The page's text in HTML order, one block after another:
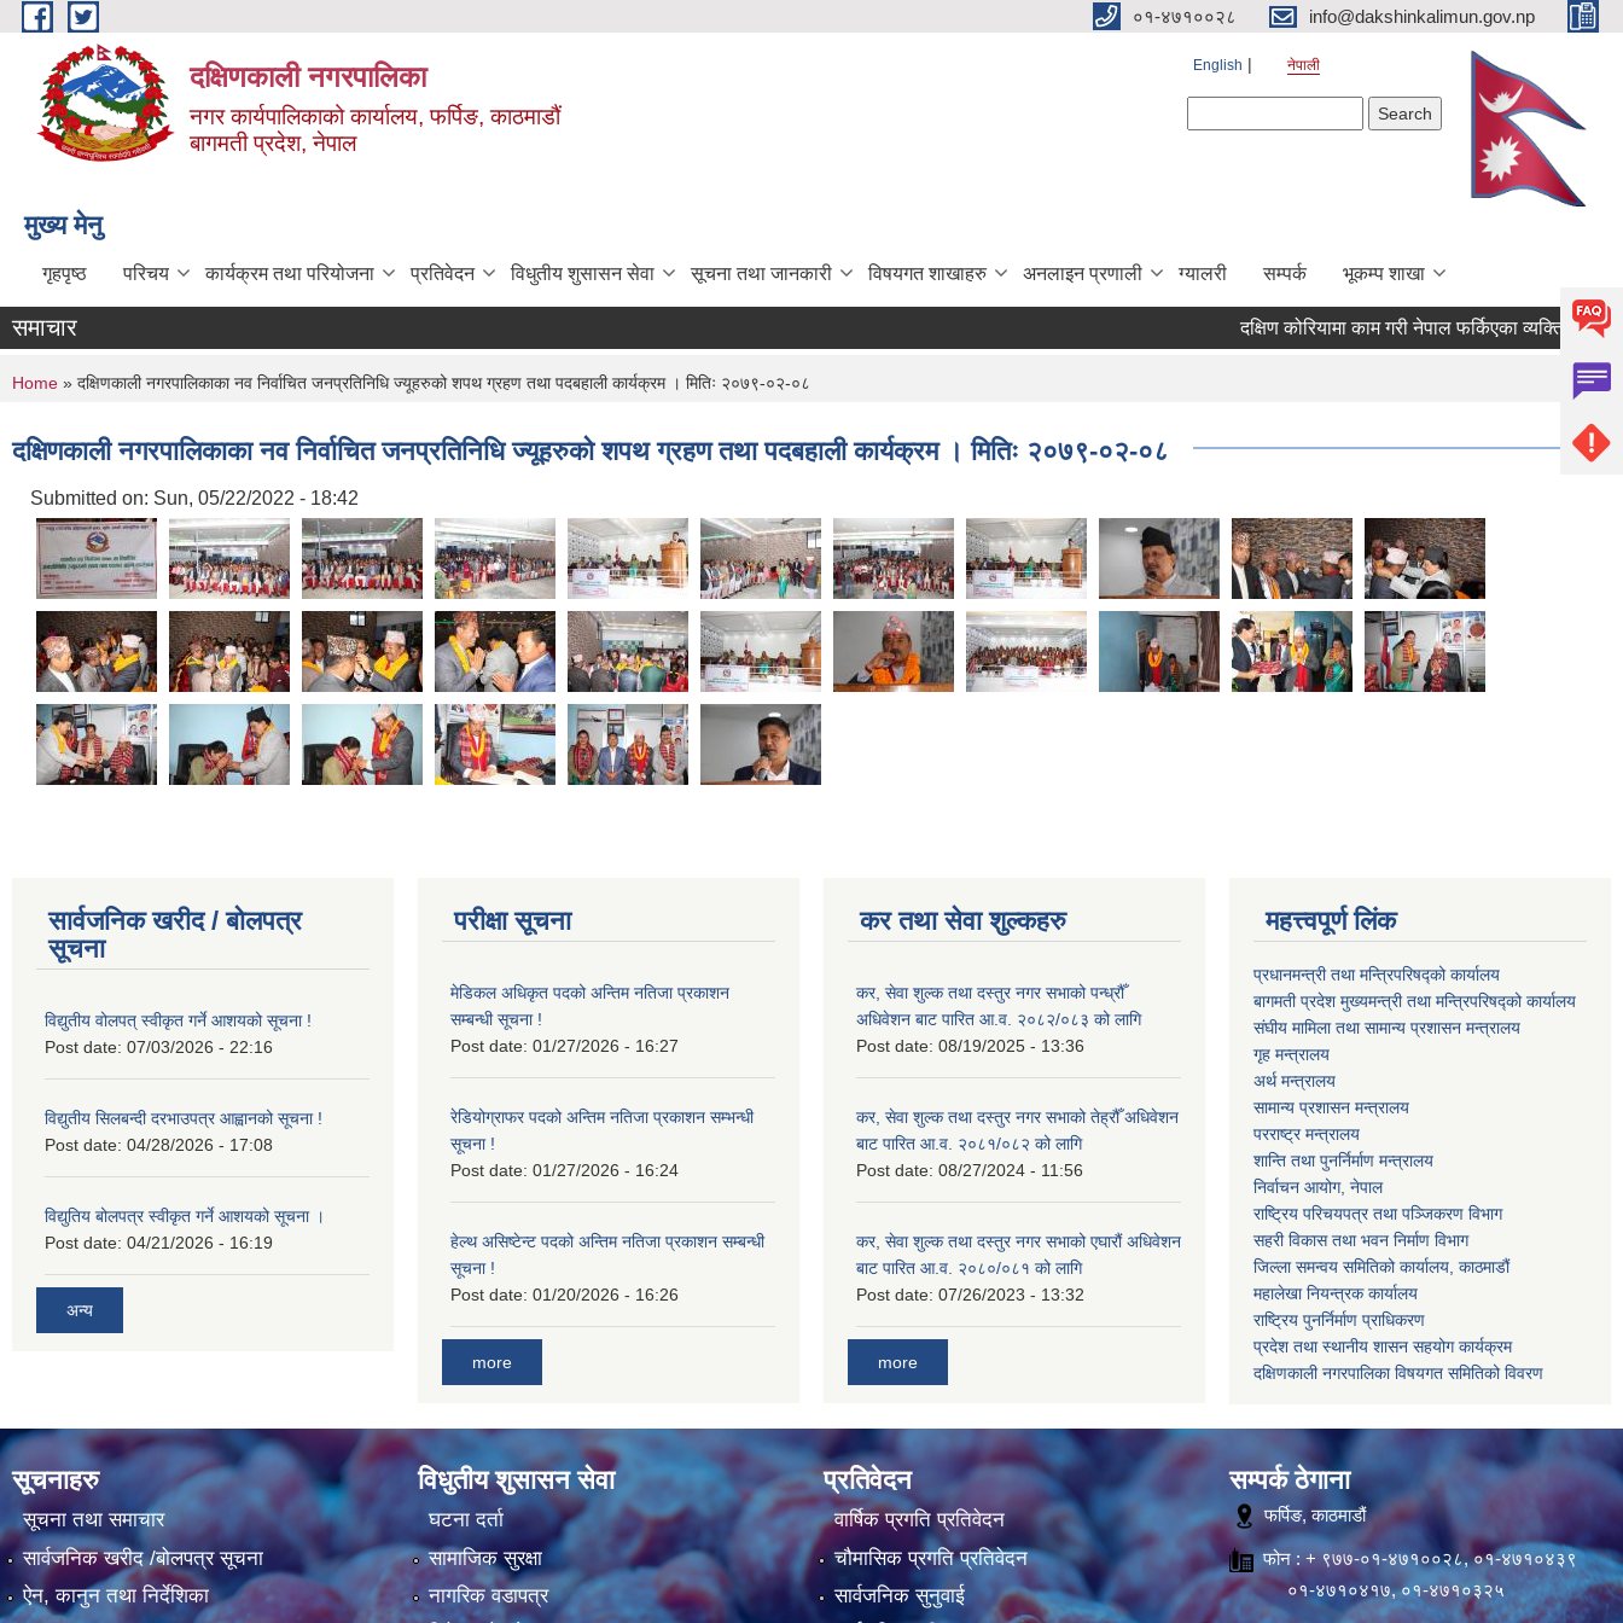
Skip to main content ०१-४७१००२८ info@dakshinkalimun.gov.np
दक्षिणकाली नगरपालिका
नगर कार्यपालिकाको कार्यालय, फर्पिङ, काठमाडौं
बागमती प्रदेश, नेपाल
English नेपाली
मुख्य मेनु
गृहपृष्ठ परिचय कार्यक्रम तथा परियोजना प्रतिवेदन विधुतीय शुसासन सेवा सूचना तथा जानकारी विषयगत शाखाहरु अनलाइन प्रणाली ग्यालरी सम्पर्क भूकम्प शाखा
समाचार दक्षिण कोरियामा काम गरी नेपाल फर्किएका व्यक्तिहरुको
You are here
Home » दक्षिणकाली नगरपालिकाका नव निर्वाचित जनप्रतिनिधि ज्यूहरुको शपथ ग्रहण तथा पदबहाली कार्यक्रम । मितिः २०७९-०२-०८
दक्षिणकाली नगरपालिकाका नव निर्वाचित जनप्रतिनिधि ज्यूहरुको शपथ ग्रहण तथा पदबहाली कार्यक्रम । मितिः २०७९-०२-०८
Submitted on: Sun, 05/22/2022 - 18:42
सार्वजनिक खरीद / बोलपत्र
सूचना
विद्युतीय वोलपत् स्वीकृत गर्ने आशयको सूचना !
Post date: 07/03/2026 - 22:16
विद्युतीय सिलबन्दी दरभाउपत्र आह्वानको सूचना !
Post date: 04/28/2026 - 17:08
विद्युतिय बोलपत्र स्वीकृत गर्ने आशयको सूचना ।
Post date: 04/21/2026 - 16:19
अन्य
परीक्षा सूचना
मेडिकल अधिकृत पदको अन्तिम नतिजा प्रकाशन
सम्बन्धी सूचना !
Post date: 01/27/2026 - 16:27
रेडियोग्राफर पदको अन्तिम नतिजा प्रकाशन सम्भन्धी
सूचना !
Post date: 01/27/2026 - 16:24
हेल्थ असिष्टेन्ट पदको अन्तिम नतिजा प्रकाशन सम्बन्धी
सूचना !
Post date: 01/20/2026 - 16:26
more
कर तथा सेवा शुल्कहरु
कर, सेवा शुल्क तथा दस्तुर नगर सभाको पन्ध्रौँ
अधिवेशन बाट पारित आ.व. २०८२/०८३ को लागि
Post date: 08/19/2025 - 13:36
कर, सेवा शुल्क तथा दस्तुर नगर सभाको तेह्रौँ अधिवेशन
बाट पारित आ.व. २०८१/०८२ को लागि
Post date: 08/27/2024 - 11:56
कर, सेवा शुल्क तथा दस्तुर नगर सभाको एघारौं अधिवेशन
बाट पारित आ.व. २०८०/०८१ को लागि
Post date: 07/26/2023 - 13:32
more
महत्त्वपूर्ण लिंक
प्रधानमन्त्री तथा मन्त्रिपरिषद्को कार्यालय
बागमती प्रदेश मुख्यमन्त्री तथा मन्त्रिपरिषद्को कार्यालय
संघीय मामिला तथा सामान्य प्रशासन मन्त्रालय
गृह मन्त्रालय
अर्थ मन्त्रालय
सामान्य प्रशासन मन्त्रालय
परराष्ट्र मन्त्रालय
शान्ति तथा पुनर्निर्माण मन्त्रालय
निर्वाचन आयोग, नेपाल
राष्ट्रिय परिचयपत्र तथा पञ्जिकरण विभाग
सहरी विकास तथा भवन निर्माण विभाग
जिल्ला समन्वय समितिको कार्यालय, काठमाडौं
महालेखा नियन्त्रक कार्यालय
राष्ट्रिय पुनर्निर्माण प्राधिकरण
प्रदेश तथा स्थानीय शासन सहयोग कार्यक्रम
दक्षिणकाली नगरपालिका विषयगत समितिको विवरण
सूचनाहरु
सूचना तथा समाचार
सार्वजनिक खरीद /बोलपत्र सूचना
ऐन, कानुन तथा निर्देशिका
विधुतीय शुसासन सेवा
घटना दर्ता
सामाजिक सुरक्षा
नागरिक वडापत्र
प्रतिवेदन
वार्षिक प्रगति प्रतिवेदन
चौमासिक प्रगति प्रतिवेदन
सार्वजनिक सुनुवाई
सम्पर्क ठेगाना
फर्पिङ, काठमाडौं
फोन : + ९७७-०१-४७१००२८, ०१-४७१०४३९
०१-४७१०४१७, ०१-४७१०३२५